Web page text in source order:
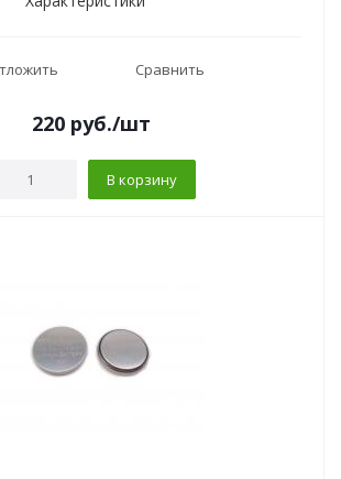
Сравнить
220руб./шт
В корзину